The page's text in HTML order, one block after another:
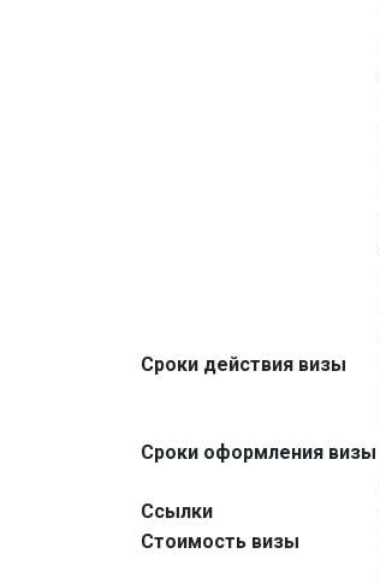
Сроки действия визы
Сроки оформления визы
Ссылки
Стоимость визы